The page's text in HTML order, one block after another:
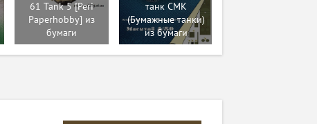
61 Tank 5 [Peri
Paperhobby] из
бумаги
танк СМК
(Бумажные танки)
из бумаги